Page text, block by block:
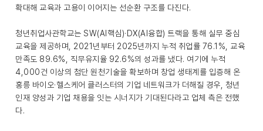
확대해 교육과 고용이 이어지는 선순환 구조를 다진다.
청년취업사관학교는 SW(AI핵심)·DX(AI융합) 트랙을 통해 실무 중심
교육을 제공하며, 2021년부터 2025년까지 누적 취업률 76.1%, 교육
만족도 89.6%, 직무유지율 92.6%의 성과를 냈다. 여기에 누적
4,000건 이상의 첨단 원천기술을 확보하며 창업 생태계를 입증해 온
홍릉 바이오·헬스케어 클러스터의 기업 네트워크가 더해질 경우, 청년
인재 양성과 기업 채용을 잇는 시너지가 기대된다라고 업체 측은 전했
다.